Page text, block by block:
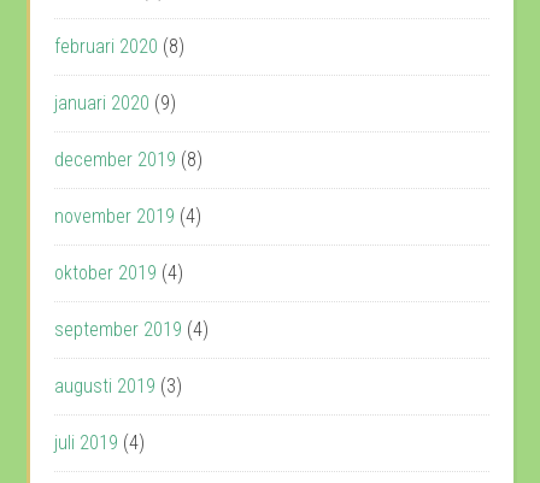
februari 2020 (8)
januari 2020 (9)
december 2019 (8)
november 2019 (4)
oktober 2019 (4)
september 2019 (4)
augusti 2019 (3)
juli 2019 (4)